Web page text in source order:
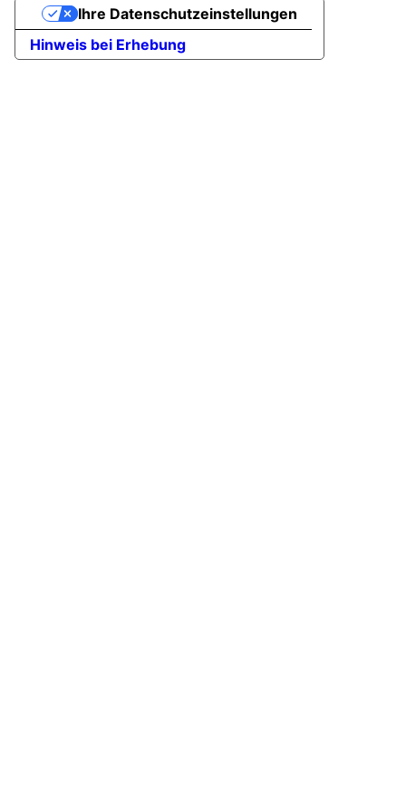
Hinweis bei Erhebung
Ihre Datenschutzeinstellungen